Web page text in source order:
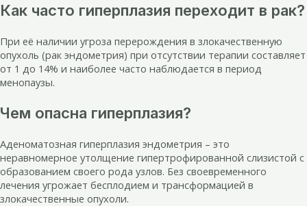
Как часто гиперплазия переходит в рак?
При её наличии угроза перерождения в злокачественную
опухоль (рак эндометрия) при отсутствии терапии составляет
от 1 до 14% и наиболее часто наблюдается в период
менопаузы.
Чем опасна гиперплазия?
Аденоматозная гиперплазия эндометрия – это
неравномерное утолщение гипертрофированной слизистой с
образованием своего рода узлов. Без своевременного
лечения угрожает бесплодием и трансформацией в
злокачественные опухоли.